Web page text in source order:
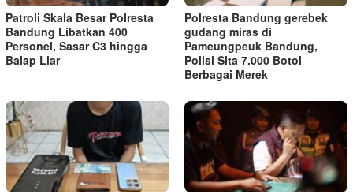
Patroli Skala Besar Polresta
Bandung Libatkan 400
Personel, Sasar C3 hingga
Balap Liar
Polresta Bandung gerebek
gudang miras di
Pameungpeuk Bandung,
Polisi Sita 7.000 Botol
Berbagai Merek